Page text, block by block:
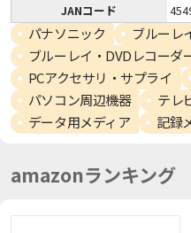
JANコード
パナソニック
ブルーレ
ブルーレイ・DVDレコーダ
PCアクセサリ・サプライ
パソコン周辺機器
テレ
データ用メディア
記録
amazonランキング